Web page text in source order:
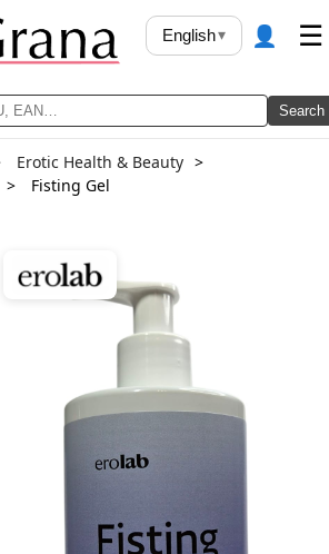
Search
English▾ 👤 ☰
Erotic Health & Beauty
Fisting Gel